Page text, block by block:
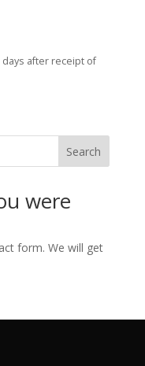
€.
days after receipt of
Search
were
form. We will get